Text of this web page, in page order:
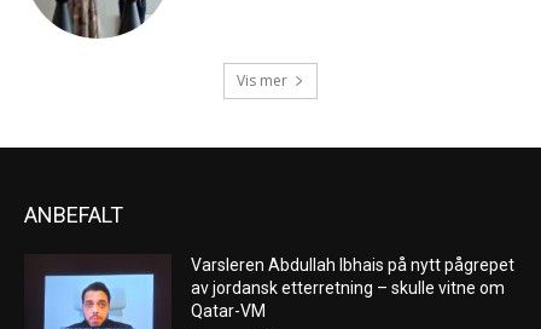
Vis mer
ANBEFALT
Varsleren Abdullah Ibhais på nytt pågrepet
av jordansk etterretning – skulle vitne om
Qatar-VM